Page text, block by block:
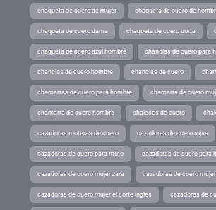
chaqueta de cuero de mujer chaqueta de cuero de
chaqueta de cuero dama chaqueta de cuero corta
chaqueta de cuero azul hombre chanclas de cuero para
chanclas de cuero hombre chanclas de cuero
chamarras de cuero para hombre chamarra de cuero
chamarra de cuero hombre chalecos de cuero
cazadoras moteras de cuero cazadoras de cuero rojas
cazadoras de cuero para moto cazadoras de cuero para
cazadoras de cuero mujer zara cazadoras de cuero
cazadoras de cuero mujer el corte ingles cazadoras de